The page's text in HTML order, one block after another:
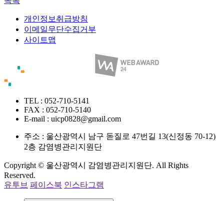
개인정보취급방침
이메일무단수집거부
사이트맵
TEL : 052-710-5141
FAX : 052-710-5140
E-mail : uicp0828@gmail.com
주소 : 울산광역시 남구 돋질로 47번길 13(신정동 70-12)
2층 감염병관리지원단
Copyright © 울산광역시 감염병관리지원단. All Rights
Reserved.
유투브 페이스북 인스타그램